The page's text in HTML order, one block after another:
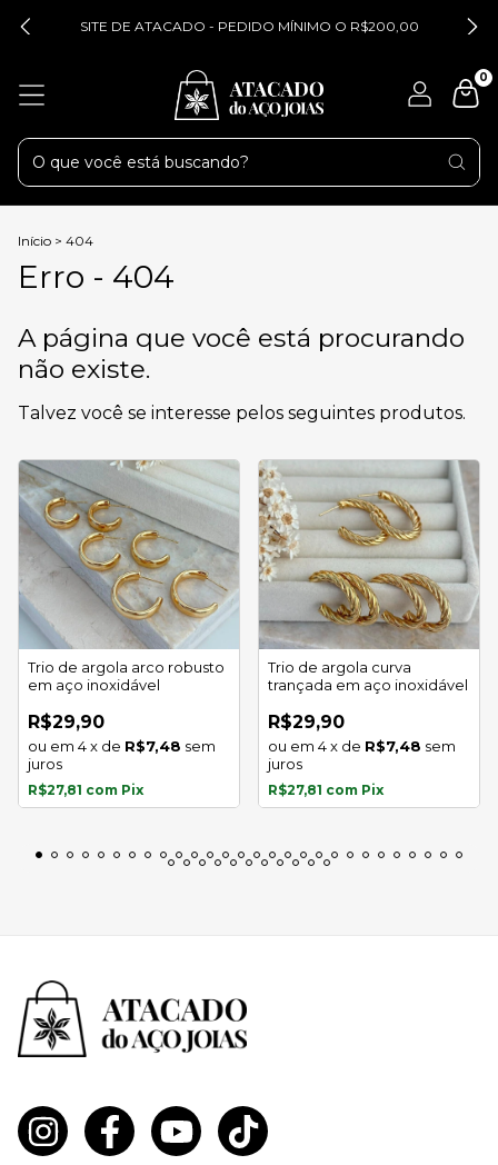
SITE DE ATACADO - PEDIDO MÍNIMO O R$200,00
0
Início > 404
Erro - 404
A página que você está procurando
não existe.
Talvez você se interesse pelos seguintes produtos.
Trio de argola arco robusto
em aço inoxidável
R$29,90
4x de R$7,48 sem
juros
R$27,81 com Pix
Trio de argola curva
trançada em aço inoxidável
R$29,90
4x de R$7,48 sem
juros
R$27,81 com Pix